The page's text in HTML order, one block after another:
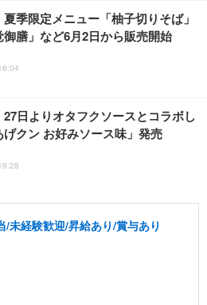
季限定メニュー「柚子切りそば」
御膳」など6月2日から販売開始
27日よりオタフクソースとコラボし
げクン お好みソース味」発売
未経験歓迎/昇給あり/賞与あり